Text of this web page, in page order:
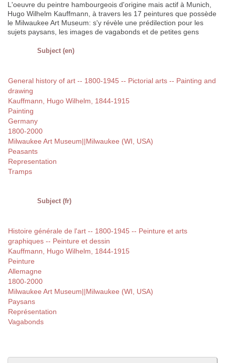
L'oeuvre du peintre hambourgeois d'origine mais actif à Munich,
Hugo Wilhelm Kauffmann, à travers les 17 peintures que possède
le Milwaukee Art Museum: s'y révèle une prédilection pour les
sujets paysans, les images de vagabonds et de petites gens
Subject (en)
General history of art -- 1800-1945 -- Pictorial arts -- Painting and
drawing
Kauffmann, Hugo Wilhelm, 1844-1915
Painting
Germany
1800-2000
Milwaukee Art Museum||Milwaukee (WI, USA)
Peasants
Representation
Tramps
Subject (fr)
Histoire générale de l'art -- 1800-1945 -- Peinture et arts
graphiques -- Peinture et dessin
Kauffmann, Hugo Wilhelm, 1844-1915
Peinture
Allemagne
1800-2000
Milwaukee Art Museum||Milwaukee (WI, USA)
Paysans
Représentation
Vagabonds